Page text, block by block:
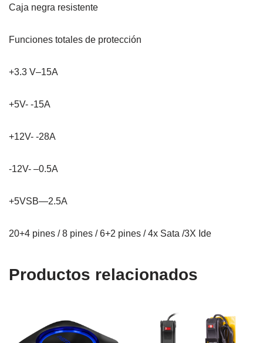
Caja negra resistente
Funciones totales de protección
+3.3 V–15A
+5V- -15A
+12V- -28A
-12V- –0.5A
+5VSB—2.5A
20+4 pines / 8 pines / 6+2 pines / 4x Sata /3X Ide
Productos relacionados